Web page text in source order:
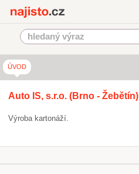
ÚVOD
Auto IS, s.r.o. (Brno - Žebětín)
Výroba kartonáží.